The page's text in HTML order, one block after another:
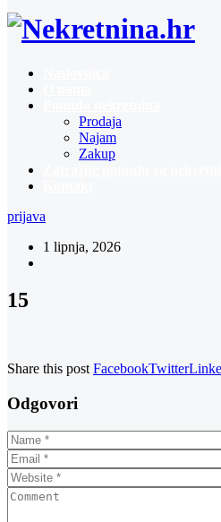
Prodaja
Najam
Zakup
prijava
1 lipnja, 2026
15
Share this post FacebookTwitter
Odgovori